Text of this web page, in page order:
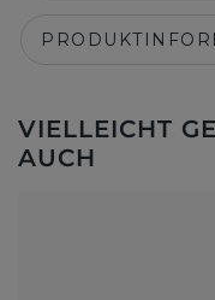
VIELLEICHT
AUCH